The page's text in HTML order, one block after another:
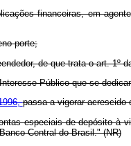
financeiras, em
porte;
de que trata o art. 1º
Público que se
passa a vigorar acrescido
especiais de depósito à
Central do Brasil." (NR)